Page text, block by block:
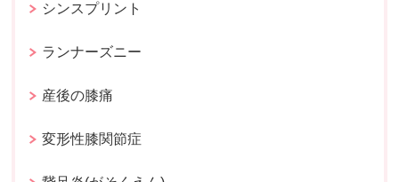
シンスプリント
ランナーズニー
産後の膝痛
変形性膝関節症